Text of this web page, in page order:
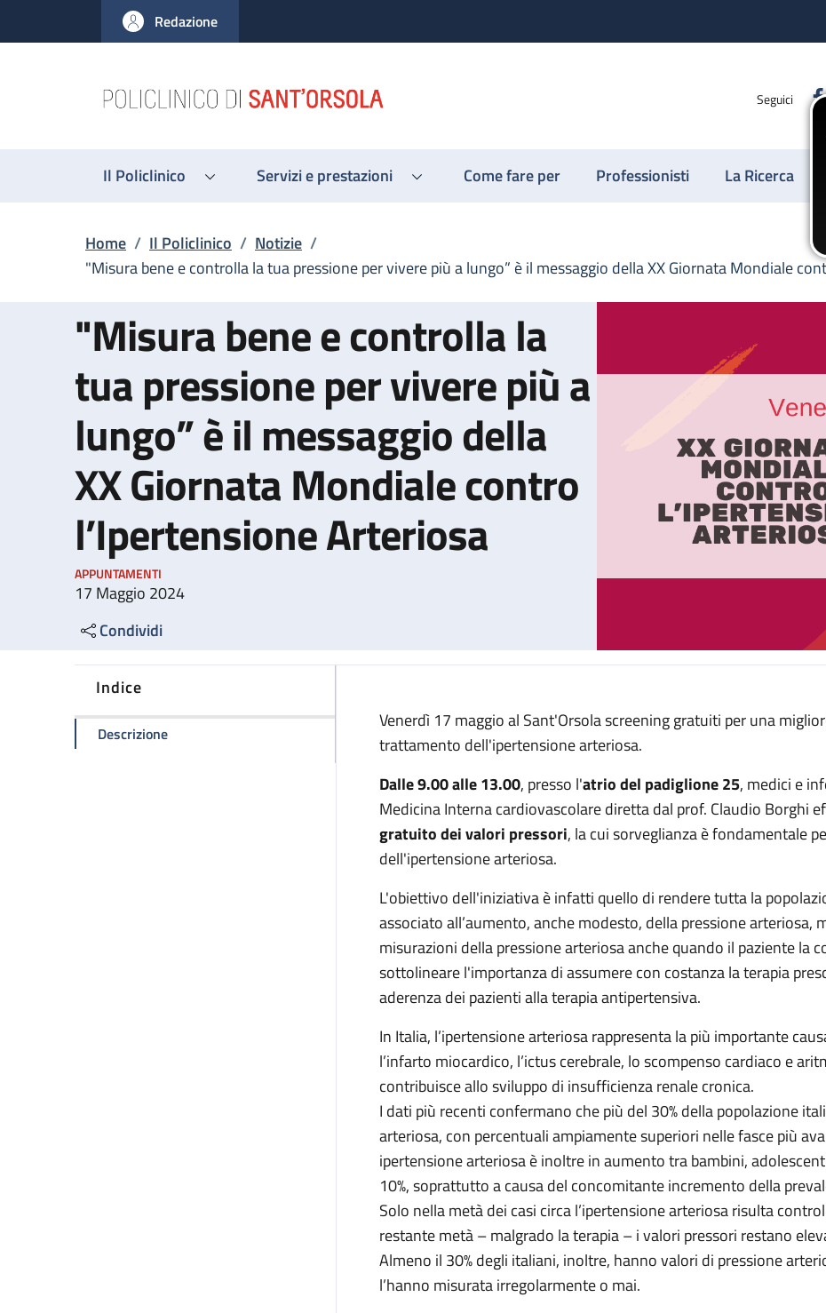
al contenuto principale
to footer content
Redazione
Seguici
Il Policlinico Servizi e prestazioni Come fare per Professionisti La Ricerca
Briciole di pane
Home / Il Policlinico / Notizie /
"Misura bene e controlla la tua pressione per vivere più a lungo” è il messaggio della XX Giornata Mondiale
"Misura bene e controlla la
tua pressione per vivere più a
lungo” è il messaggio della
XX Giornata Mondiale contro
l’Ipertensione Arteriosa
APPUNTAMENTI
17 Maggio 2024
Condividi
Indice
Descrizionedella pagina "Misura bene e controlla la tua pressione per vivere più a lungo” è il messaggio della XX
Venerdì 17 maggio al Sant'Orsola screening gratuiti per una
trattamento dell'ipertensione arteriosa.
Dalle 9.00 alle 13.00, presso l'atrio del padiglione 25, medici e
Medicina Interna cardiovascolare diretta dal prof. Claudio Borghi
gratuito dei valori pressori, la cui sorveglianza è fondamentale
dell'ipertensione arteriosa.
L'obiettivo dell'iniziativa è infatti quello di rendere tutta la
associato all’aumento, anche modesto, della pressione arteriosa,
misurazioni della pressione arteriosa anche quando il paziente la
sottolineare l'importanza di assumere con costanza la terapia
aderenza dei pazienti alla terapia antipertensiva.
In Italia, l’ipertensione arteriosa rappresenta la più importante
l’infarto miocardico, l’ictus cerebrale, lo scompenso cardiaco e
contribuisce allo sviluppo di insufficienza renale cronica.
I dati più recenti confermano che più del 30% della popolazione
arteriosa, con percentuali ampiamente superiori nelle fasce più
ipertensione arteriosa è inoltre in aumento tra bambini,
10%, soprattutto a causa del concomitante incremento della
Solo nella metà dei casi circa l’ipertensione arteriosa risulta
restante metà – malgrado la terapia – i valori pressori restano
Almeno il 30% degli italiani, inoltre, hanno valori di pressione
l’hanno misurata irregolarmente o mai.